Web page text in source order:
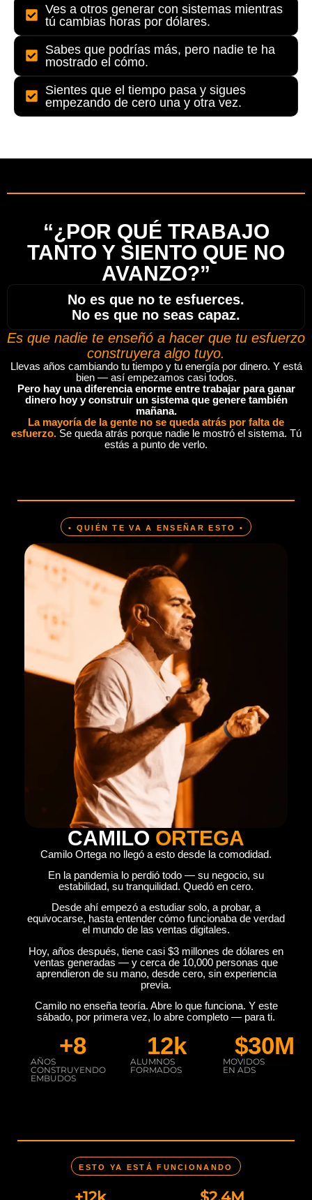
Ves a otros generar con sistemas mientras
tú cambias horas por dólares.
Sabes que podrías más, pero nadie te ha
mostrado el cómo.
Sientes que el tiempo pasa y sigues
empezando de cero una y otra vez.
“¿POR QUÉ TRABAJO
TANTO Y SIENTO QUE NO
AVANZO?”
No es que no te esfuerces.
No es que no seas capaz.
Es que nadie te enseñó a hacer que tu esfuerzo
construyera algo tuyo.
Llevas años cambiando tu tiempo y tu energía por dinero. Y está
bien — así empezamos casi todos.
Pero hay una diferencia enorme entre trabajar para ganar
dinero hoy y construir un sistema que genere también
mañana.
La mayoría de la gente no se queda atrás por falta de
esfuerzo.Se queda atrás porque nadie le mostró el sistema. Tú
estás a punto de verlo.
• QUIÉN TE VA A ENSEÑAR ESTO •
CAMILO ORTEGA
Camilo Ortega no llegó a esto desde la comodidad.
En la pandemia lo perdió todo — su negocio, su
estabilidad, su tranquilidad. Quedó en cero.
Desde ahí empezó a estudiar solo, a probar, a
equivocarse, hasta entender cómo funcionaba de verdad
el mundo de las ventas digitales.
Hoy, años después, tiene casi $3 millones de dólares en
ventas generadas — y cerca de 10,000 personas que
aprendieron de su mano, desde cero, sin experiencia
previa.
Camilo no enseña teoría. Abre lo que funciona. Y este
sábado, por primera vez, lo abre completo — para ti.
AÑOS
CONSTRUYENDO
EMBUDOS
+8
ALUMNOS
FORMADOS
12k
MOVIDOS
EN ADS
$30M
ESTO YA ESTÁ FUNCIONANDO